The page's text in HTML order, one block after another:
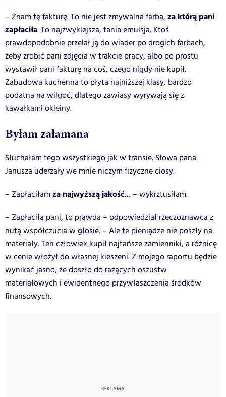
– Znam tę fakturę. To nie jest zmywalna farba, za którą pani
zapłaciła. To najzwyklejsza, tania emulsja. Ktoś
prawdopodobnie przelał ją do wiader po drogich farbach,
żeby zrobić pani zdjęcia w trakcie pracy, albo po prostu
wystawił pani fakturę na coś, czego nigdy nie kupił.
Zabudowa kuchenna to płyta najniższej klasy, bardzo
podatna na wilgoć, dlatego zawiasy wyrywają się z
kawałkami okleiny.
Byłam załamana
Słuchałam tego wszystkiego jak w transie. Słowa pana
Janusza uderzały we mnie niczym fizyczne ciosy.
– Zapłaciłam za najwyższą jakość… – wykrztusiłam.
– Zapłaciła pani, to prawda – odpowiedział rzeczoznawca z
nutą współczucia w głosie. – Ale te pieniądze nie poszły na
materiały. Ten człowiek kupił najtańsze zamienniki, a różnicę
w cenie włożył do własnej kieszeni. Z mojego raportu będzie
wynikać jasno, że doszło do rażących oszustw
materiałowych i ewidentnego przywłaszczenia środków
finansowych.